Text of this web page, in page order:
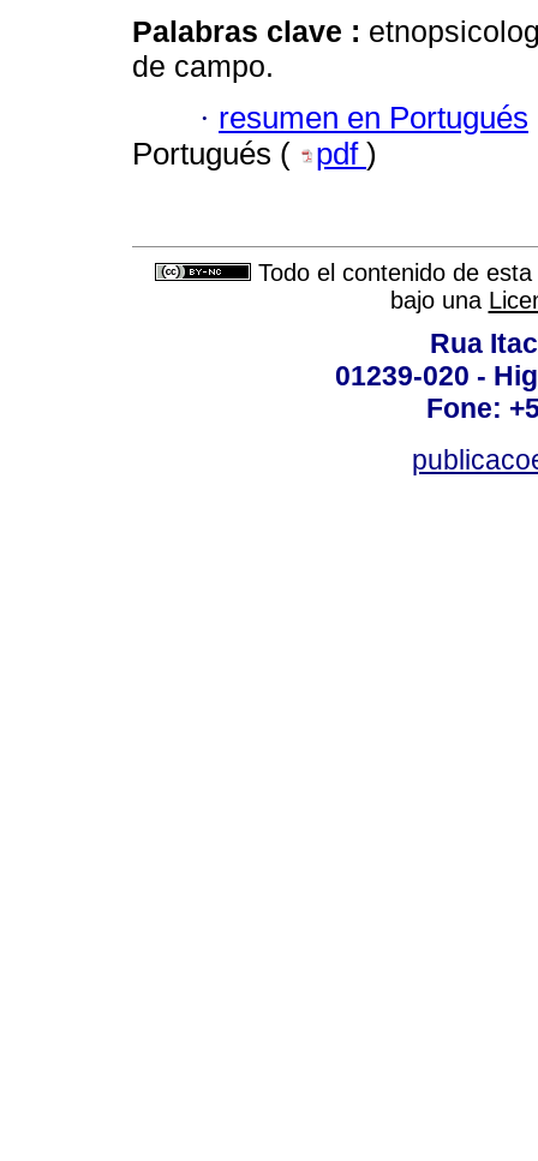
Palabras clave :
de campo.
· resumen en Portugués
Portugués (
pdf )
Todo el contenido de
bajo una
Rua
01239-020 -
Fone: